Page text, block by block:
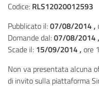
Codice: RLS12020012593
Pubblicato il:07/08/2014 ,
Domande dal:07/08/2014 ,
Scade il: 15/09/2014 , ore
Non va presentata alcuna
di invito sulla piattaforma